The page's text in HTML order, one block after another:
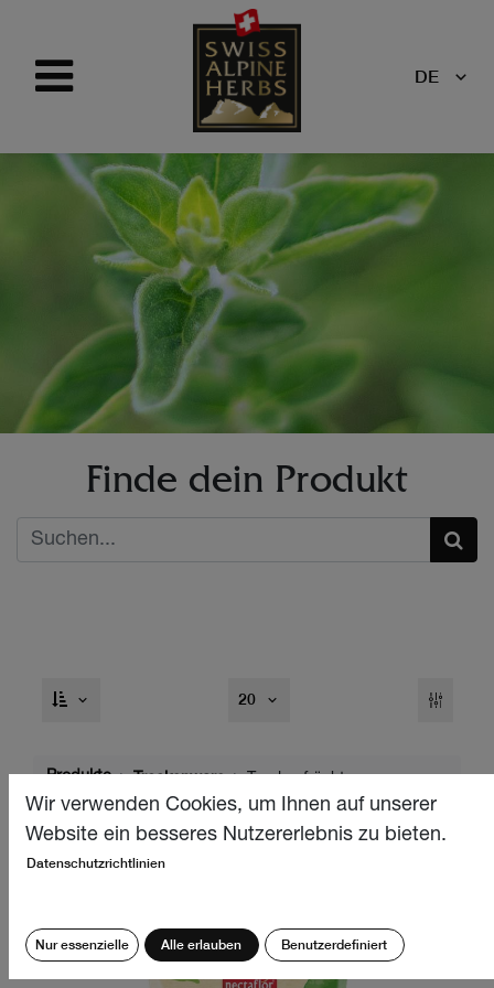
DE
Finde dein Produkt
20
Produkte Trockenware Trockenfrüchte
Wir verwenden Cookies, um Ihnen auf unserer
Website ein besseres Nutzererlebnis zu bieten.
Datenschutzrichtlinien
Nur essenzielle Alle erlauben Benutzerdefiniert